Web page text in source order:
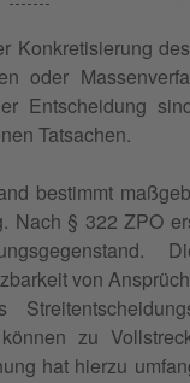
Konkretisierung
oder
Entscheidung
Tatsachen.
bestimmt
Nach § 322 ZPO
von
zu
hat hierzu